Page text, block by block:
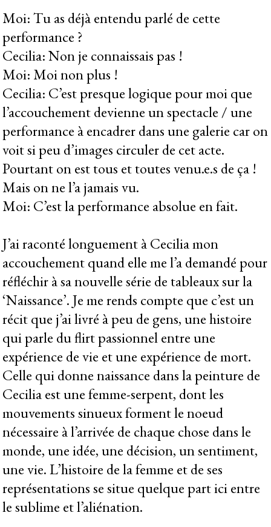
Moi: Tu as déjà entendu parlé de cette
performance ?
Cecilia: Non je connaissais pas !
Moi: Moi non plus !
Cecilia: C’est presque logique pour moi que
l’accouchement devienne un spectacle / une
performance à encadrer dans une galerie car on
voit si peu d’images circuler de cet acte.
Pourtant on est tous et toutes venu.e.s de ça !
Mais on ne l’a jamais vu.
Moi: C’est la performance absolue en fait.
J’ai raconté longuement à Cecilia mon
accouchement quand elle me l’a demandé pour
réfléchir à sa nouvelle série de tableaux sur la
‘Naissance’. Je me rends compte que c’est un
récit que j’ai livré à peu de gens, une histoire
qui parle du flirt passionnel entre une
expérience de vie et une expérience de mort.
Celle qui donne naissance dans la peinture de
Cecilia est une femme-serpent, dont les
mouvements sinueux forment le noeud
nécessaire à l’arrivée de chaque chose dans le
monde, une idée, une décision, un sentiment,
une vie. L’histoire de la femme et de ses
représentations se situe quelque part ici entre
le sublime et l’aliénation.